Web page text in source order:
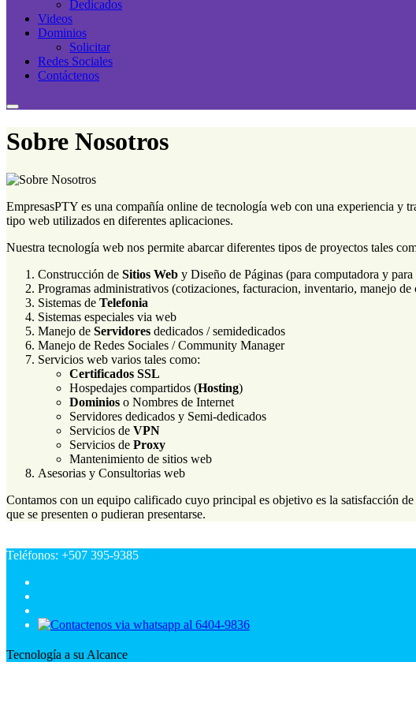
Dedicados
Videos
Dominios
Solicitar
Redes Sociales
Contáctenos
Sobre Nosotros
EmpresasPTY es una compañía online de tecnología web con una experiencia y
tipo web utilizados en diferentes aplicaciones.
Nuestra tecnología web nos permite abarcar diferentes tipos de proyectos tales
Construcción de Sitios Web y Diseño de Páginas (para computadora y
Programas administrativos (cotizaciones, facturacion, inventario, manejo de
Sistemas de Telefonia
Sistemas especiales via web
Manejo de Servidores dedicados / semidedicados
Manejo de Redes Sociales / Community Manager
Servicios web varios tales como:
Certificados SSL
Hospedajes compartidos (Hosting)
Dominios o Nombres de Internet
Servidores dedicados y Semi-dedicados
Servicios de VPN
Servicios de Proxy
Mantenimiento de sitios web
Asesorias y Consultorias web
Contamos con un equipo calificado cuyo principal es objetivo es la satisfacción
que se presenten o pudieran presentarse.
Teléfonos: +507 395-9385
Tecnología a su Alcance